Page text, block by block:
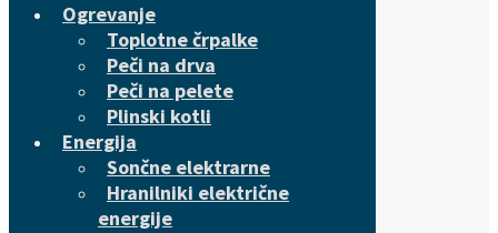
Ogrevanje
Toplotne črpalke
Peči na drva
Peči na pelete
Plinski kotli
Energija
Sončne elektrarne
Hranilniki električne
energije